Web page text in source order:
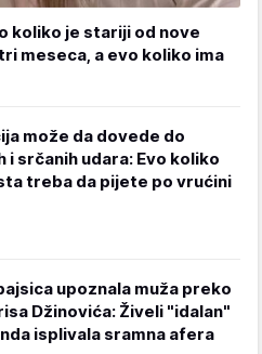
koliko je stariji od nove
meseca, a evo koliko ima
može da dovede do
i srčanih udara: Evo koliko
treba da pijete po vrućini
upoznala muža preko
Džinovića: Živeli "idalan"
isplivala sramna afera